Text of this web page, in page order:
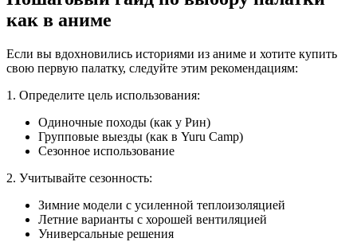
как в аниме
Если вы вдохновились историями из аниме и хотите купить
свою первую палатку, следуйте этим рекомендациям:
1. Определите цель использования:
Одиночные походы (как у Рин)
Групповые выезды (как в Yuru Camp)
Сезонное использование
2. Учитывайте сезонность:
Зимние модели с усиленной теплоизоляцией
Летние варианты с хорошей вентиляцией
Универсальные решения